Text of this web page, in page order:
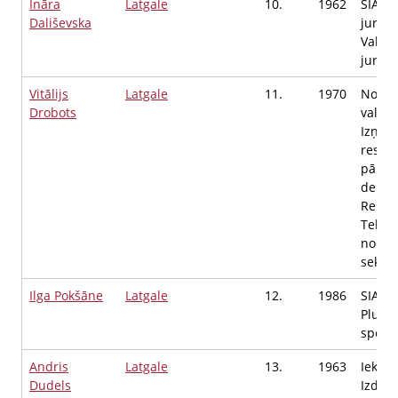
Ināra
Dališevska
Latgale 10. 1962
SIA
juriste
Vitālijs
Drobots
Latgale 11. 1970
Ilga Pokšāne
Latgale 12. 1986
SIA
Andris
Dudels
Latgale 13. 1963